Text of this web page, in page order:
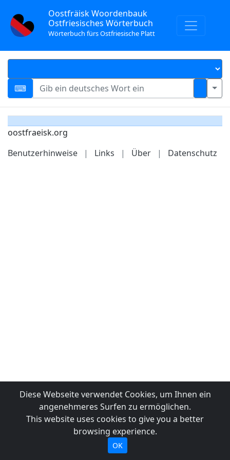
Oostfräisk Woordenbauk
Ostfriesisches Wörterbuch
Wörterbuch fürs Ostfriesische Platt
oostfraeisk.org
Benutzerhinweise
| Links | Über | Datenschutz
Diese Webseite verwendet Cookies, um Ihnen ein
angenehmeres Surfen zu ermöglichen.
This website uses cookies to give you a better
browsing experience.
OK